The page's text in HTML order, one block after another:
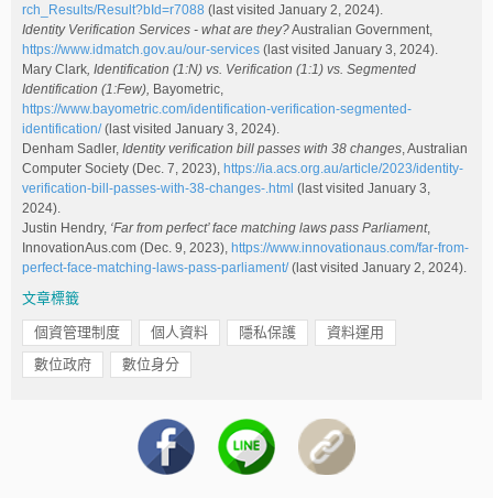
rch_Results/Result?bId=r7088 (last visited January 2, 2024).
Identity Verification Services - what are they?Australian Government,
https://www.idmatch.gov.au/our-services (last visited January 3, 2024).
Mary Clark , Identification (1:N) vs. Verification (1:1) vs. Segmented
Identification (1:Few), Bayometric,
https://www.bayometric.com/identification-verification-segmented-
identification/(last visited January 3, 2024).
Denham Sadler, Identity verification bill passes with 38 changes , Australian
Computer Society (Dec. 7, 2023), https://ia.acs.org.au/article/2023/identity-
verification-bill-passes-with-38-changes-.html (last visited January 3,
2024).
Justin Hendry, ‘Far from perfect’ face matching laws pass Parliament,
InnovationAus.com (Dec. 9, 2023), https://www.innovationaus.com/far-from-
perfect-face-matching-laws-pass-parliament/(last visited January 2, 2024).
文章標籤
個資管理制度 個人資料 隱私保護
資料運用
數位政府
數位身分